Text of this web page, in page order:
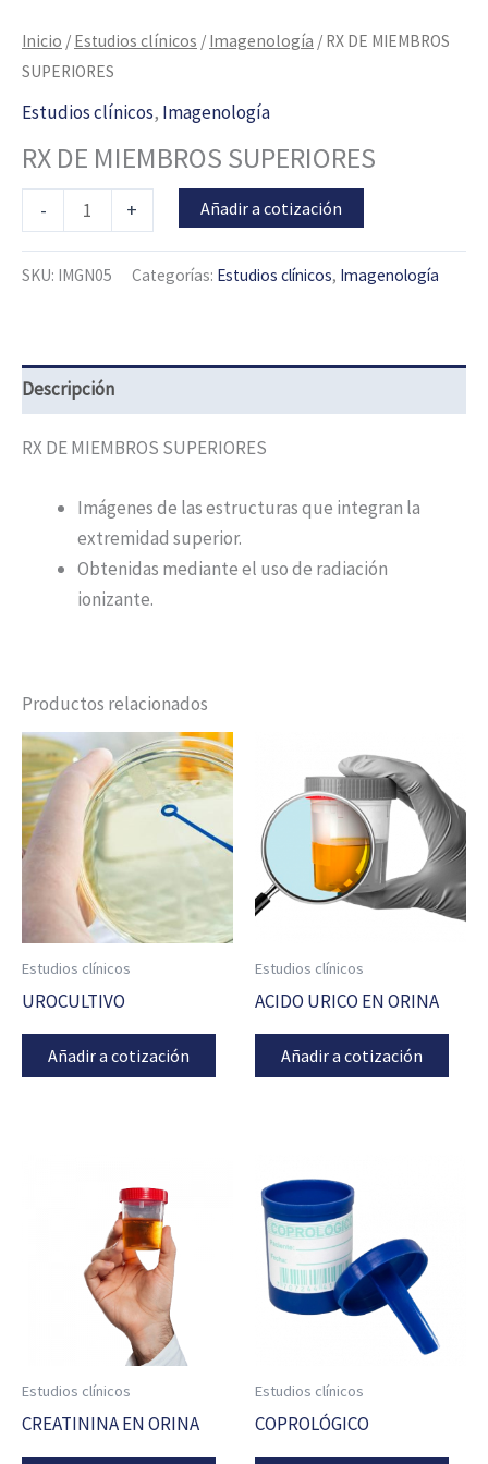
Inicio / Estudios clínicos / Imagenología / RX DE MIEMBROS
SUPERIORES
Estudios clínicos, Imagenología
RX DE MIEMBROS SUPERIORES
- + Añadir a cotización
SKU: IMGN05 Categorías: Estudios clínicos, Imagenología
Descripción
RX DE MIEMBROS SUPERIORES
Imágenes de las estructuras que integran la
extremidad superior.
Obtenidas mediante el uso de radiación
ionizante.
Productos relacionados
Estudios clínicos
UROCULTIVO
Añadir a cotización
Estudios clínicos
ACIDO URICO EN ORINA
Añadir a cotización
Estudios clínicos
CREATININA EN ORINA
Estudios clínicos
COPROLÓGICO